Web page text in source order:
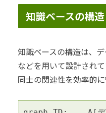
知識ベースの構造
知識ベースの構造は、
などを用いて設計され
同士の関連性を効率的